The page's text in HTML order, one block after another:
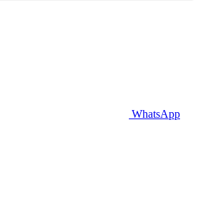
WhatsApp